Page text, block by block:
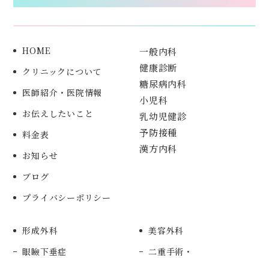
HOME
クリニックについて
医師紹介・医院情報
お伝えしたいこと
料金表
お知らせ
ブログ
プライバシーポリシー
一般内科
健康診断
糖尿病内科
小児科
乳幼児健診
予防接種
漢方内科
形成外科
眼瞼下垂症
美容外科
二重手術・